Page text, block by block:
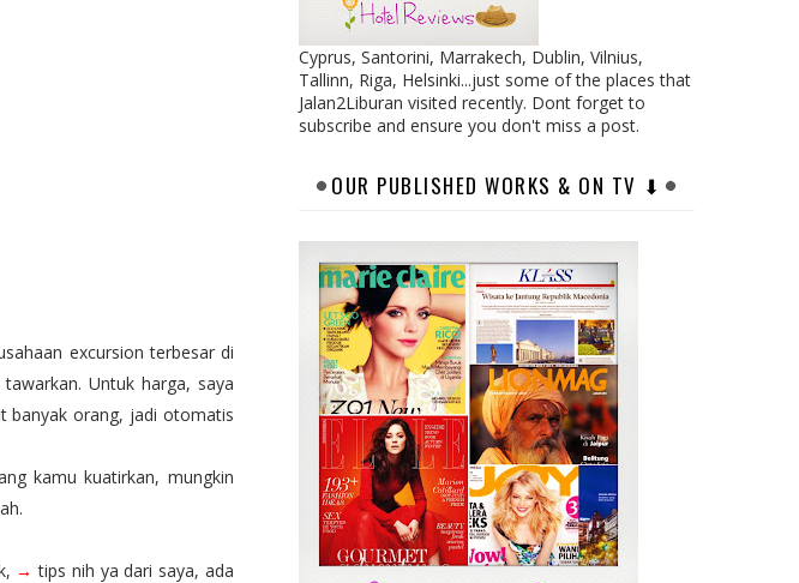
excursion terbesar di
Untuk harga, saya
banyak orang, jadi otomatis
kamu kuatirkan, mungkin
→tips nih ya dari saya, ada
Cyprus, Santorini, Marrakech, Dublin, Vilnius,
Tallinn, Riga, Helsinki...just some of the places that
Jalan2Liburan visited recently. Dont forget to
subscribe and ensure you don't miss a post.
OUR PUBLISHED WORKS & ON TV ⬇︎